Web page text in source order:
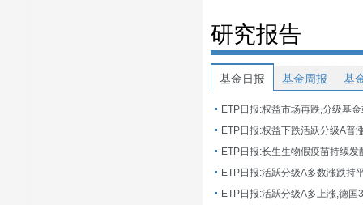
研究报告
基金日报 基金周报 基
ETP日报:权益市场再跌,分级基
ETP日报:长生生物假疫苗持续发
ETP日报:活跃分级A多数涨跌持
ETP日报:活跃分级A多上涨,德国